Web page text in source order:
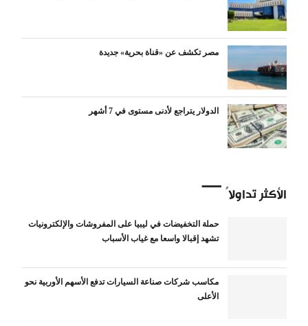
مصر تكشف عن «قناة بحرية» جديدة
الدولار يتراجع لأدنى مستوى في 7 أشهر
الأكثر تداولاً
حملة التخفيضات في ليبيا على المفروشات والإلكترونيات
تشهد إقبالا واسعا مع غياب الأسباب
مكاسب شركات صناعة السيارات تدفع الأسهم الأوربية نحو
الأعلى